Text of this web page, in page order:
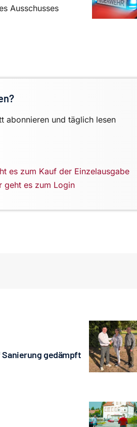
Ausschusses
abonnieren und täglich lesen
es zum Kauf der Einzelausgabe
geht es zum Login
gedämpft